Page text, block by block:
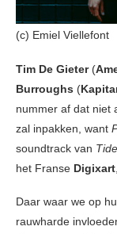
(c) Emiel Viellefont
Tim De Gieter(
Burroughs (
nummer af dat niet
zal inpakken, want
soundtrack van
het Franse Digixart
Daar waar we op
rauwharde